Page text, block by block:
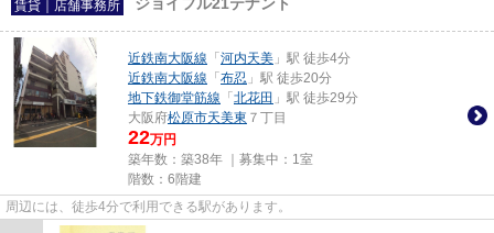
賃貸｜店舗事務所
近鉄南大阪線 「 河内天美 」駅 徒歩4分
近鉄南大阪線 「 布忍 」駅 徒歩20分
地下鉄御堂筋線 「 北花田 」駅 徒歩29分
大阪府松原市天美東 ７丁目
22万円
築年数：築38年 ｜募集中： 1室
階数：6階建
周辺には、徒歩4分で利用できる駅があります。